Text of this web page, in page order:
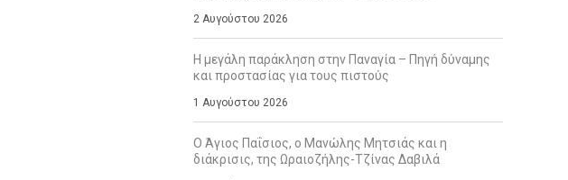
2 Αυγούστου 2026
Η μεγάλη παράκληση στην Παναγία – Πηγή δύναμης
και προστασίας για τους πιστούς
1 Αυγούστου 2026
Ο Άγιος Παΐσιος, ο Μανώλης Μητσιάς και η
διάκρισις, της Ωραιοζήλης-Τζίνας Δαβιλά